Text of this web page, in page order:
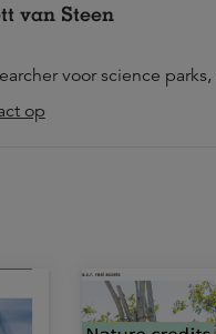
van Steen
voor science
op